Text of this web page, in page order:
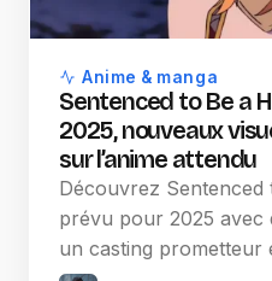
Anime & manga
Sentenced to Be a
2025, nouveaux
sur l’anime attendu
Découvrez Sentenced
prévu pour 2025 avec
un casting prometteur